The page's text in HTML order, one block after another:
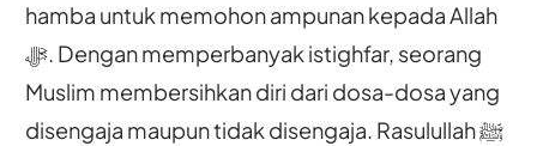
hamba untuk memohon ampunan kepada Allah
ﷻ. Dengan memperbanyak istighfar, seorang
Muslim membersihkan diri dari dosa-dosa yang
disengaja maupun tidak disengaja. Rasulullah ﷺ